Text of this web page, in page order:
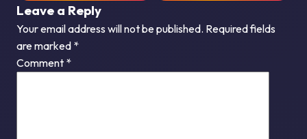
Leave a Reply
Your email address will not be published. Required fields
are marked *
Comment *